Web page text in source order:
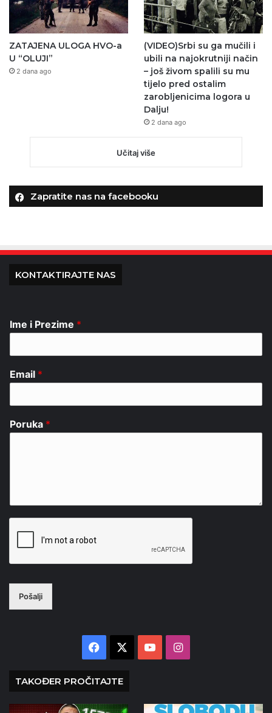
ZATAJENA ULOGA HVO-a
U “OLUJI”
2 dana ago
(VIDEO)Srbi su ga mučili i
ubili na najokrutniji način
– još živom spalili su mu
tijelo pred ostalim
zarobljenicima logora u
Dalju!
2 dana ago
Učitaj više
Zapratite nas na facebooku
KONTAKTIRAJTE NAS
Ime i Prezime *
Email *
Poruka *
Pošalji
Facebook YouTubeInstagram
TAKOĐER PROČITAJTE